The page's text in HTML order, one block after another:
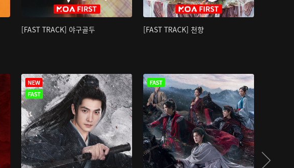
[FAST TRACK] 야구골두 [FAST TRACK] 천향